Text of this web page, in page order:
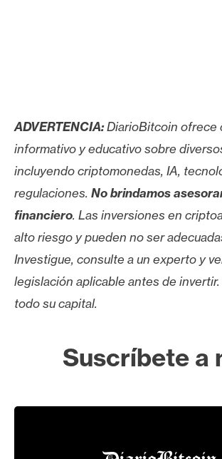
ADVERTENCIA:DiarioBitcoin ofrece
informativo y educativo sobre
incluyendo criptomonedas, IA,
regulaciones. No brindamos
financiero. Las inversiones en
alto riesgo y pueden no ser
Investigue, consulte a un experto y
legislación aplicable antes de
todo su capital.
Suscríbete a